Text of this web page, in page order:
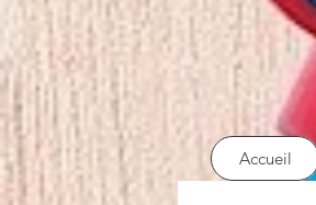
Accueil